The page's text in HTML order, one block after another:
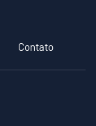
Contato